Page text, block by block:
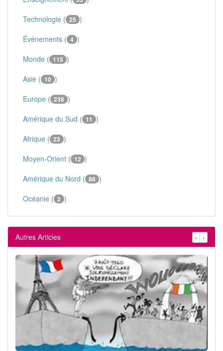
Technologie ( 25 )
Événements ( 4 )
Monde ( 115 )
Asie ( 10 )
Europe ( 238 )
Amérique du Sud ( 11 )
Afrique ( 23 )
Moyen-Orient ( 12 )
Amérique du Nord ( 86 )
Océanie ( 2 )
Autres Articles ‹ ›